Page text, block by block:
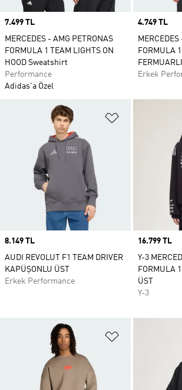
Price
7.499 TL
MERCEDES - AMG PETRONAS
FORMULA 1 TEAM LIGHTS ON
HOOD Sweatshirt
Performance
Adidas'a Özel
Price
4.749 TL
FORMULA
Erkek
Favori
Price
8.149 TL
AUDI REVOLUT F1 TEAM DRIVER
KAPÜŞONLU ÜST
Erkek Performance
Price
16.799 TL
Y-3
FORMULA
ÜST
Y-3
Favori